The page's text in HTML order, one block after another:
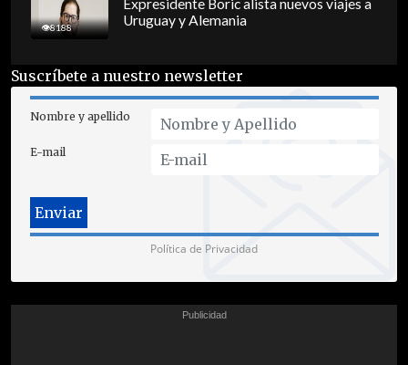
8188
Expresidente Boric alista nuevos viajes a
Uruguay y Alemania
Suscríbete a nuestro newsletter
Nombre y apellido
E-mail
Política de Privacidad